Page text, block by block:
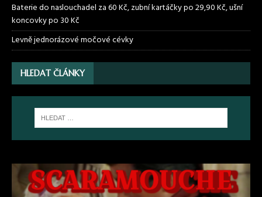
Baterie do naslouchadel za 60 Kč, zubní kartáčky po 29,90 Kč, ušní
koncovky po 30 Kč
Levně jednorázové močové cévky
HLEDAT ČLÁNKY